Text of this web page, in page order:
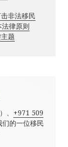
非法移民
律原则
题
、 +971 509
们的一位移民